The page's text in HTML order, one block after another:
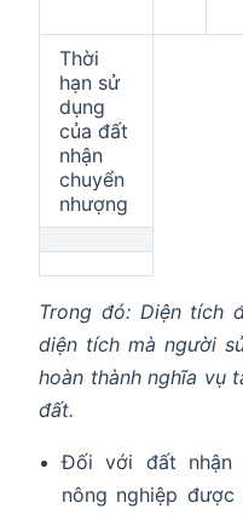
Thời
hạn sử
dụng
của đất
nhận
chuyển
nhượng
Trong đó: Diện tích
diện tích mà người
hoàn thành nghĩa vụ
đất.
Đối với đất nhận
nông nghiệp